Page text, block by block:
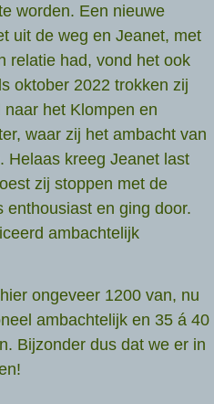
worden. Een nieuwe
uit de weg en Jeanet, met
relatie had, vond het ook
oktober 2022 trokken zij
het Klompen en
waar zij het ambacht van
Helaas kreeg Jeanet last
zij stoppen met de
enthousiast en ging door.
ambachtelijk
ongeveer 1200 van, nu
ambachtelijk en 35 á 40
Bijzonder dus dat we er in